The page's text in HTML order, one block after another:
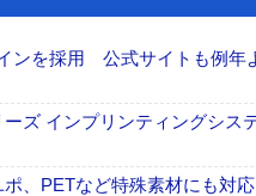
ンを採用 公式サイトも例年
ズ インプリンティングシ
、PETなど特殊素材にも対応